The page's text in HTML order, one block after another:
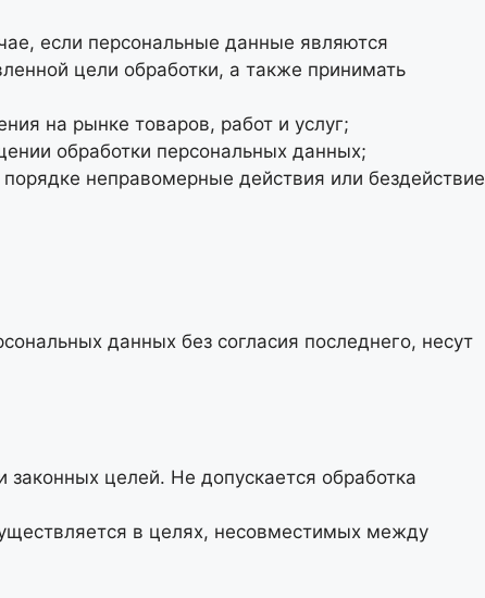
если персональные данные являются
цели обработки, а также принимать
на рынке товаров, работ и услуг;
обработки персональных данных;
неправомерные действия или бездействие
данных без согласия последнего, несут
целей. Не допускается обработка
в целях, несовместимых между